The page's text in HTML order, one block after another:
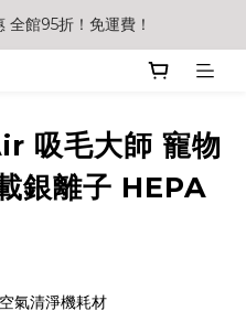
全館95折！免運費！
吸毛大師 寵物
銀離子 HEPA
氣清淨機耗材